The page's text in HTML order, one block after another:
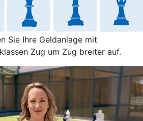
Sie Ihre Geldanlage mit
Zug um Zug breiter auf.